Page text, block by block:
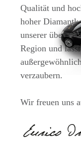
Qualität und
hoher
unserer über
Region und lasst
verzaubern.
Wir freuen uns